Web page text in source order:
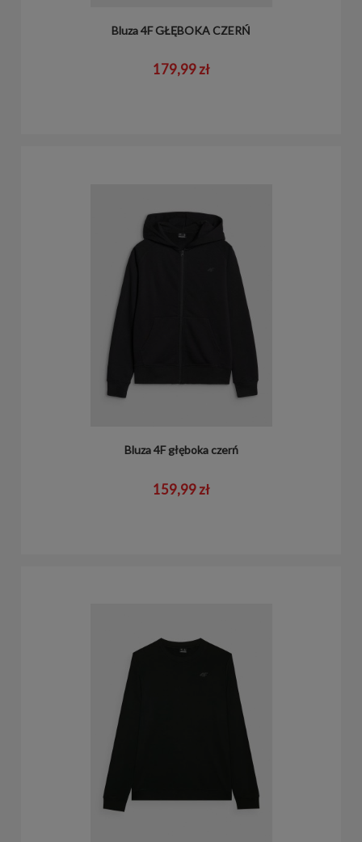
Bluza 4F GŁĘBOKA CZERŃ
179,99 zł
Bluza 4F głęboka czerń
159,99 zł